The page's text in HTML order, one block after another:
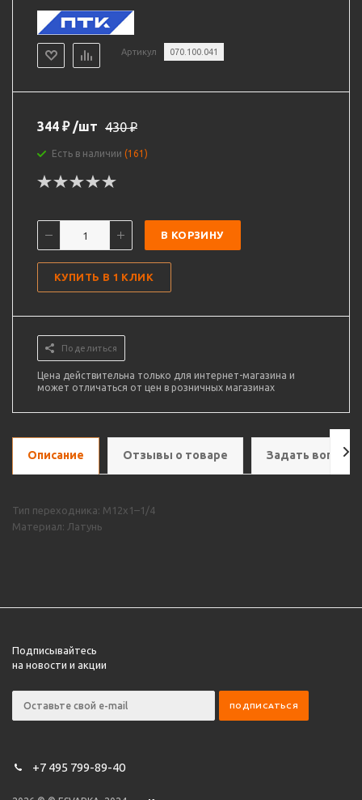
Артикул 070.100.041
344 ₽ /шт 430₽
Есть в наличии (161)
В КОРЗИНУ
КУПИТЬ В 1 КЛИК
Поделиться
Цена действительна только для интернет-магазина и
может отличаться от цен в розничных магазинах
Описание Отзывы о товаре Задать вопрос
Тип переходника: M12х1–1/4
Материал: Латунь
Подписывайтесь
на новости и акции
+7 495 799-89-40